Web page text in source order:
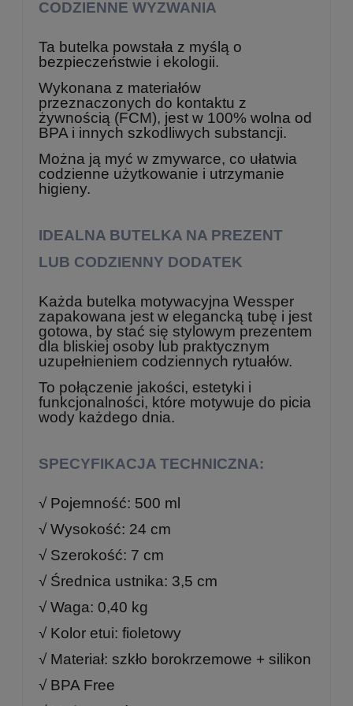
CODZIENNE WYZWANIA
Ta butelka powstała z myślą o
bezpieczeństwie i ekologii.
Wykonana z materiałów
przeznaczonych do kontaktu z
żywnością (FCM), jest w 100% wolna od
BPA i innych szkodliwych substancji.
Można ją myć w zmywarce, co ułatwia
codzienne użytkowanie i utrzymanie
higieny.
IDEALNA BUTELKA NA PREZENT
LUB CODZIENNY DODATEK
Każda butelka motywacyjna Wessper
zapakowana jest w elegancką tubę i jest
gotowa, by stać się stylowym prezentem
dla bliskiej osoby lub praktycznym
uzupełnieniem codziennych rytuałów.
To połączenie jakości, estetyki i
funkcjonalności, które motywuje do picia
wody każdego dnia.
SPECYFIKACJA TECHNICZNA:
√ Pojemność: 500 ml
√ Wysokość: 24 cm
√ Szerokość: 7 cm
√ Średnica ustnika: 3,5 cm
√ Waga: 0,40 kg
√ Kolor etui: fioletowy
√ Materiał: szkło borokrzemowe + silikon
√ BPA Free